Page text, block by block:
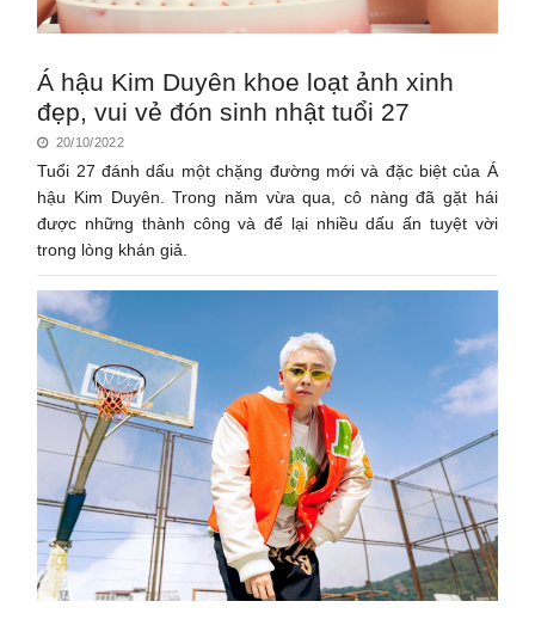
Á hậu Kim Duyên khoe loạt ảnh xinh
đẹp, vui vẻ đón sinh nhật tuổi 27
20/10/2022
Tuổi 27 đánh dấu một chặng đường mới và đặc biệt của Á
hậu Kim Duyên. Trong năm vừa qua, cô nàng đã gặt hái
được những thành công và để lại nhiều dấu ấn tuyệt vời
trong lòng khán giả.